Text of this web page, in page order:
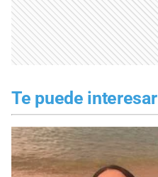
Te puede interesar